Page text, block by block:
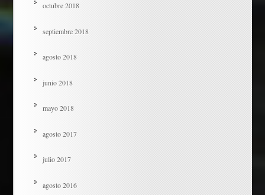
octubre 2018
septiembre 2018
agosto 2018
junio 2018
mayo 2018
agosto 2017
julio 2017
agosto 2016